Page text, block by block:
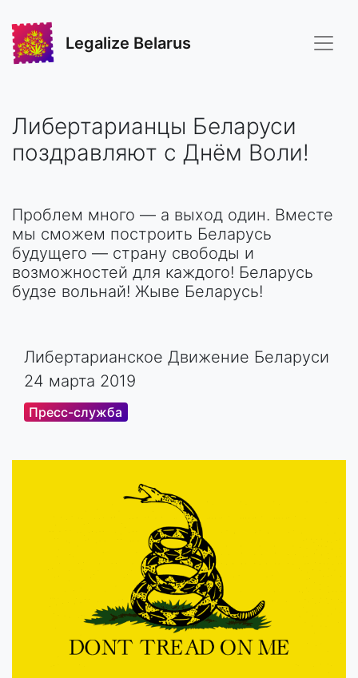
Legalize Belarus
Либертарианцы Беларуси
поздравляют с Днём Воли!
Проблем много — а выход один. Вместе
мы сможем построить Беларусь
будущего — страну свободы и
возможностей для каждого! Беларусь
будзе вольнай! Жыве Беларусь!
Либертарианское Движение Беларуси
24 марта 2019
Пресс-служба